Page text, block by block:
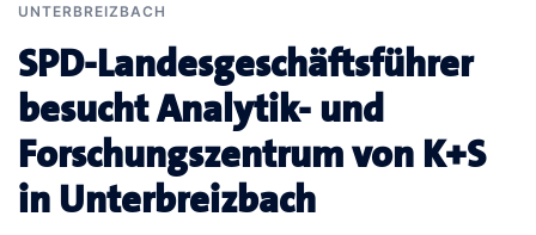
UNTERBREIZBACH
SPD-Landesgeschäftsführer
besucht Analytik- und
Forschungszentrum von K+S
in Unterbreizbach